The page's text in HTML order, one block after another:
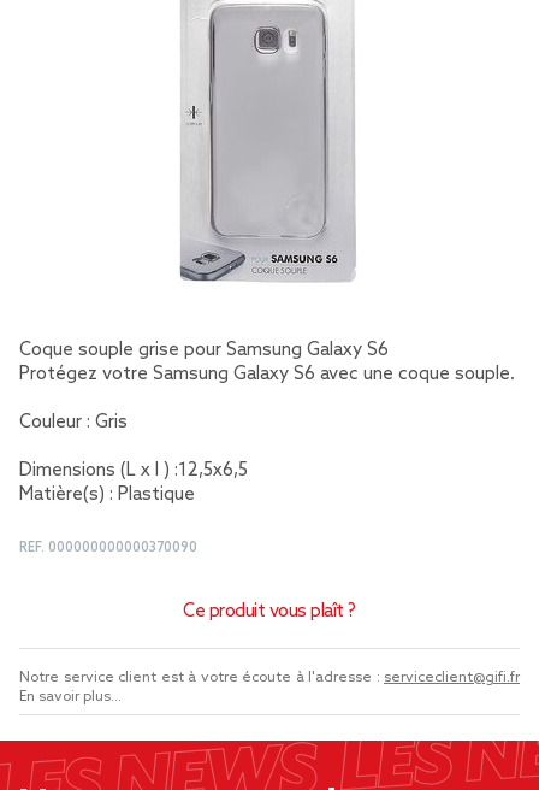
Coque souple grise pour Samsung Galaxy S6
Protégez votre Samsung Galaxy S6 avec une coque souple.
Couleur : Gris
Dimensions (L x l ) :12,5x6,5
Matière(s) : Plastique
REF. 000000000000370090
Ce produit vous plaît ?
Notre service client est à votre écoute à l'adresse : serviceclient@gifi.fr
En savoir plus...